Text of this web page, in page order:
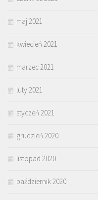
maj 2021
kwiecień 2021
marzec 2021
luty 2021
styczeń 2021
grudzień 2020
listopad 2020
październik 2020